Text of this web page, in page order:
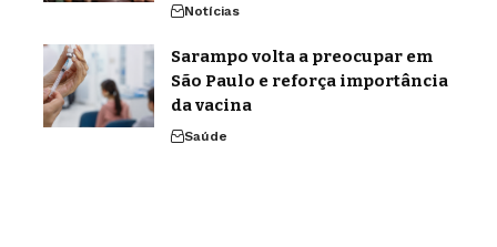
Notícias
Sarampo volta a preocupar em
São Paulo e reforça importância
da vacina
Saúde